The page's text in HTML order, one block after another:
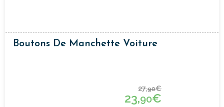
Boutons De Manchette Voiture
27,90€
23,90€